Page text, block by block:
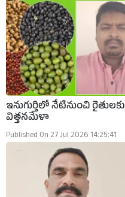
ఇనుగుర్తిలో నేటినుంచి రైతులకు
విత్తనమేళా
Published On 27 Jul 2026 14:25:41